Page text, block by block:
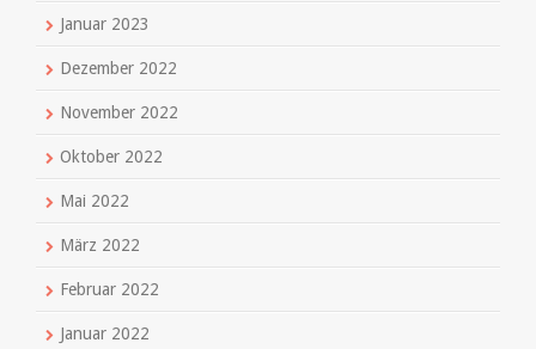
Januar 2023
Dezember 2022
November 2022
Oktober 2022
Mai 2022
März 2022
Februar 2022
Januar 2022